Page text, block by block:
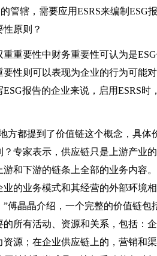
管辖，需要应用ESRS来编制ESG
原则？
重重要性中财务重要性可认为是
要性则可以表现为企业的行为可能
报告的企业来说，启用ESRS时
方都提到了价值链这个概念，具体
？专家表示，供应链只是上游产业
和下游的链条上全部的业务内容
业的业务模式和其经营的外部环境
”傅晶晶介绍，一个完整的价值链包
的所有活动、资源和关系，包括：
资源；在企业供应链上的，营销和